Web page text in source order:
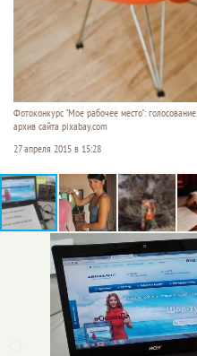
Фотоконкурс "Мое рабочее место": голосование.
архив сайта pixabay.com
27 апреля 2015 в 15:28